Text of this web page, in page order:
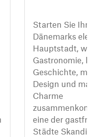
Starten Sie Ihre
Dänemarks
Hauptstadt, wo
Gastronomie,
Geschichte,
Design und
Charme
eine der
Städte